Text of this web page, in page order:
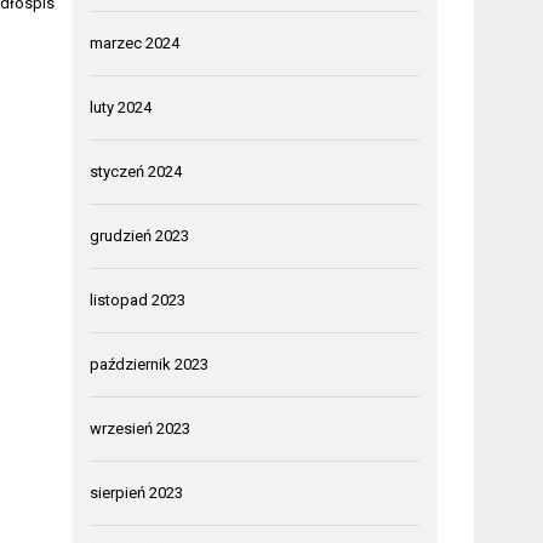
marzec 2024
luty 2024
styczeń 2024
grudzień 2023
listopad 2023
październik 2023
wrzesień 2023
sierpień 2023